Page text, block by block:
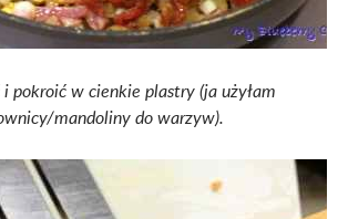
pokroić w cienkie plastry (ja użyłam
mandoliny do warzyw).